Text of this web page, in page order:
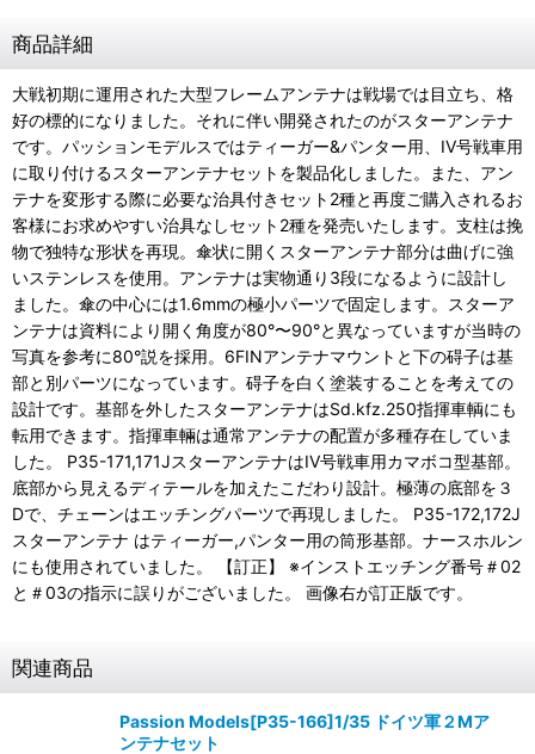
商品詳細
大戦初期に運用された大型フレームアンテナは戦場では目立ち、格
好の標的になりました。それに伴い開発されたのがスターアンテナ
です。パッションモデルスではティーガー&パンター用、IV号戦車用
に取り付けるスターアンテナセットを製品化しました。また、アン
テナを変形する際に必要な治具付きセット2種と再度ご購入されるお
客様にお求めやすい治具なしセット2種を発売いたします。支柱は挽
物で独特な形状を再現。傘状に開くスターアンテナ部分は曲げに強
いステンレスを使用。アンテナは実物通り3段になるように設計し
ました。傘の中心には1.6mmの極小パーツで固定します。スターア
ンテナは資料により開く角度が80°〜90°と異なっていますが当時の
写真を参考に80°説を採用。6FINアンテナマウントと下の碍子は基
部と別パーツになっています。碍子を白く塗装することを考えての
設計です。基部を外したスターアンテナはSd.kfz.250指揮車輌にも
転用できます。指揮車輛は通常アンテナの配置が多種存在していま
した。 P35-171,171JスターアンテナはIV号戦車用カマボコ型基部。
底部から見えるディテールを加えたこだわり設計。極薄の底部を３
Dで、チェーンはエッチングパーツで再現しました。 P35-172,172J
スターアンテナ はティーガー,パンター用の筒形基部。ナースホルン
にも使用されていました。 【訂正】 ※インストエッチング番号＃02
と＃03の指示に誤りがございました。 画像右が訂正版です。
関連商品
Passion Models[P35-166]1/35 ドイツ軍２Mア
ンテナセット